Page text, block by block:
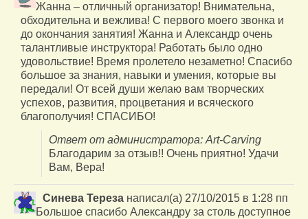
Жанна – отличный организатор! Внимательна,
обходительна и вежлива! С первого моего звонка и
до окончания занятия! Жанна и Александр очень
талантливые инструктора! Работать было одно
удовольствие! Время пролетело незаметно! Спасибо
большое за знания, навыки и умения, которые вы
передали! От всей души желаю вам творческих
успехов, развития, процветания и всяческого
благополучия! СПАСИБО!
Ответ от администратора: Art-Carving
Благодарим за отзыв!! Очень приятно! Удачи
Вам, Вера!
Синева Тереза написал(а) 27/10/2015 в 1:28 пп
Большое спасибо Александру за столь доступное